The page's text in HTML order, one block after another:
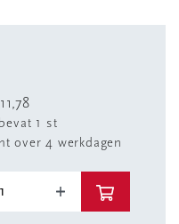
1 st
over 4 werkdagen